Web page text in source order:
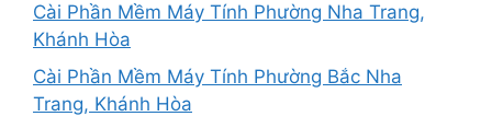
Cài Phần Mềm Máy Tính Phường Nha Trang,
Khánh Hòa
Cài Phần Mềm Máy Tính Phường Bắc Nha
Trang, Khánh Hòa